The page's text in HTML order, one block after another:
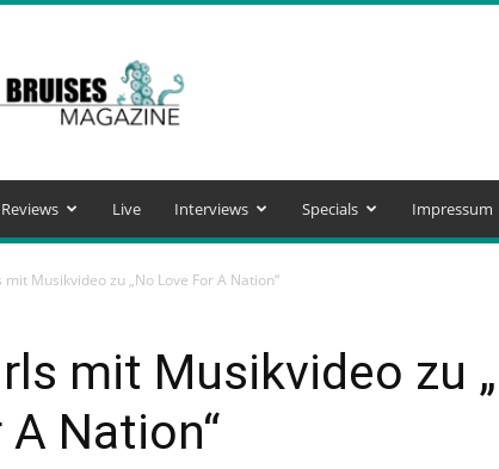
Your
Bruises
Magazine
Reviews Live Interviews Specials Impressum
mit Musikvideo zu „No Love For A Nation“
mit Musikvideo zu
Nation“